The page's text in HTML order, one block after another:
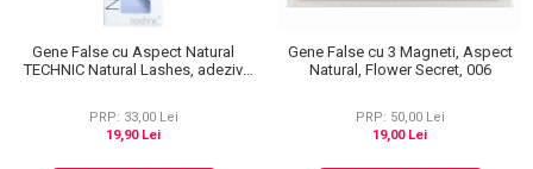
Gene False cu Aspect Natural
TECHNIC Natural Lashes, adeziv
PRP: 33,00 Lei
19,90 Lei
Gene False cu 3 Magneti, Aspect
Natural, Flower Secret, 006
PRP: 50,00 Lei
19,00 Lei